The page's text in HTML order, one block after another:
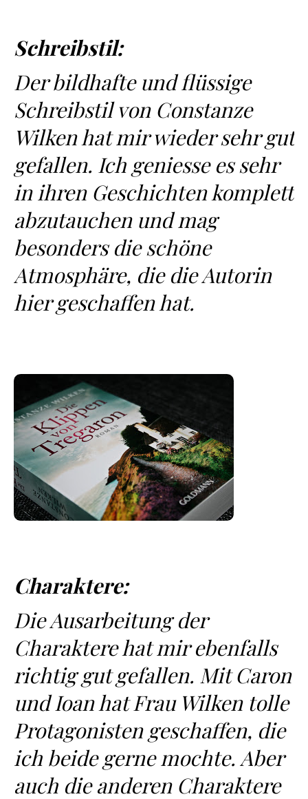
Schreibstil:
Der bildhafte und flüssige
Schreibstil von Constanze
Wilken hat mir wieder sehr gut
gefallen. Ich geniesse es sehr
in ihren Geschichten komplett
abzutauchen und mag
besonders die schöne
Atmosphäre, die die Autorin
hier geschaffen hat.
Charaktere:
Die Ausarbeitung der
Charaktere hat mir ebenfalls
richtig gut gefallen. Mit Caron
und Ioan hat Frau Wilken tolle
Protagonisten geschaffen, die
ich beide gerne mochte. Aber
auch die anderen Charaktere